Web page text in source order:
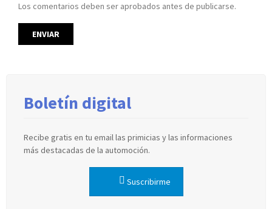
Los comentarios deben ser aprobados antes de publicarse.
Boletín digital
Recibe gratis en tu email las primicias y las informaciones
más destacadas de la automoción.
Suscribirme